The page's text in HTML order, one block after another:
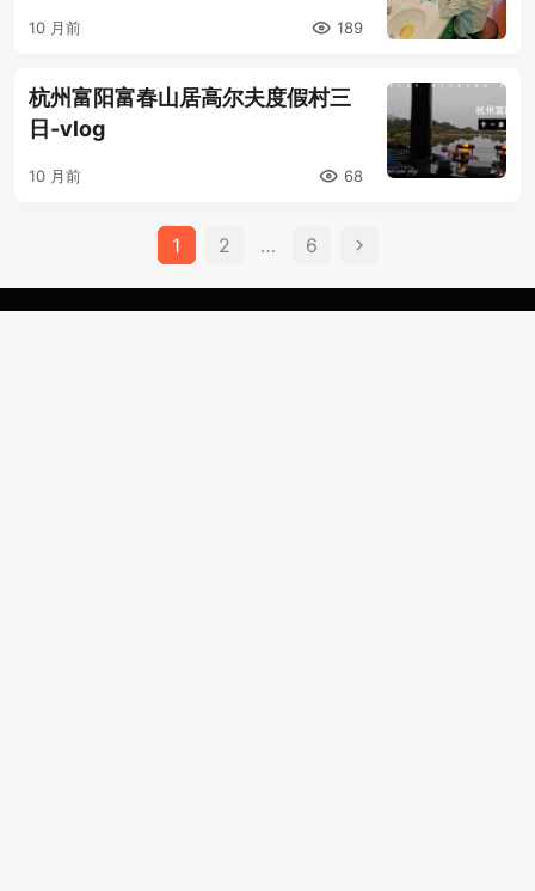
10 月前 189
杭州富阳富春山居高尔夫度假村三
日-vlog
10 月前 68
文
章
分
1 2 … 6